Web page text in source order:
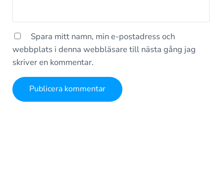
Spara mitt namn, min e-postadress och
webbplats i denna webbläsare till nästa gång jag
skriver en kommentar.